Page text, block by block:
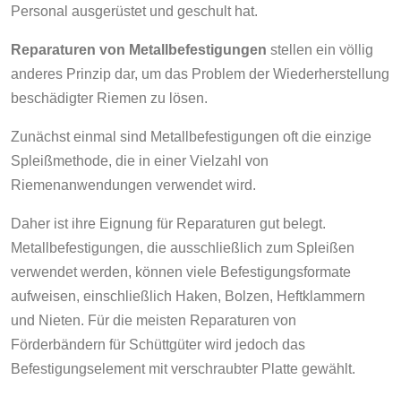
Personal ausgerüstet und geschult hat.
Reparaturen von Metallbefestigungen stellen ein völlig
anderes Prinzip dar, um das Problem der Wiederherstellung
beschädigter Riemen zu lösen.
Zunächst einmal sind Metallbefestigungen oft die einzige
Spleißmethode, die in einer Vielzahl von
Riemenanwendungen verwendet wird.
Daher ist ihre Eignung für Reparaturen gut belegt.
Metallbefestigungen, die ausschließlich zum Spleißen
verwendet werden, können viele Befestigungsformate
aufweisen, einschließlich Haken, Bolzen, Heftklammern
und Nieten. Für die meisten Reparaturen von
Förderbändern für Schüttgüter wird jedoch das
Befestigungselement mit verschraubter Platte gewählt.